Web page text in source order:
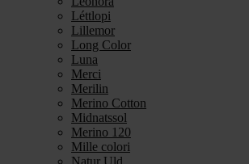
Léttlopi
Lillemor
Long Color
Luna
Merci
Merilin
Merino Cotton
Midnatssol
Merino 120
Mille colori
Natur Uld